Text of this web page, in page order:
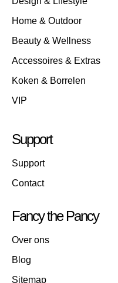
Home & Outdoor
Beauty & Wellness
Accessoires & Extras
Koken & Borrelen
VIP
Support
Support
Contact
Fancy the Pancy
Over ons
Blog
Sitemap